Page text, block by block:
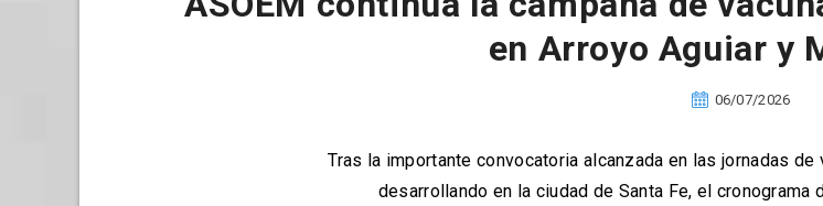
en Arroyo Aguiar y
06/07/2026
Tras la importante convocatoria alcanzada en las jornadas
desarrollando en la ciudad de Santa Fe, el cronograma